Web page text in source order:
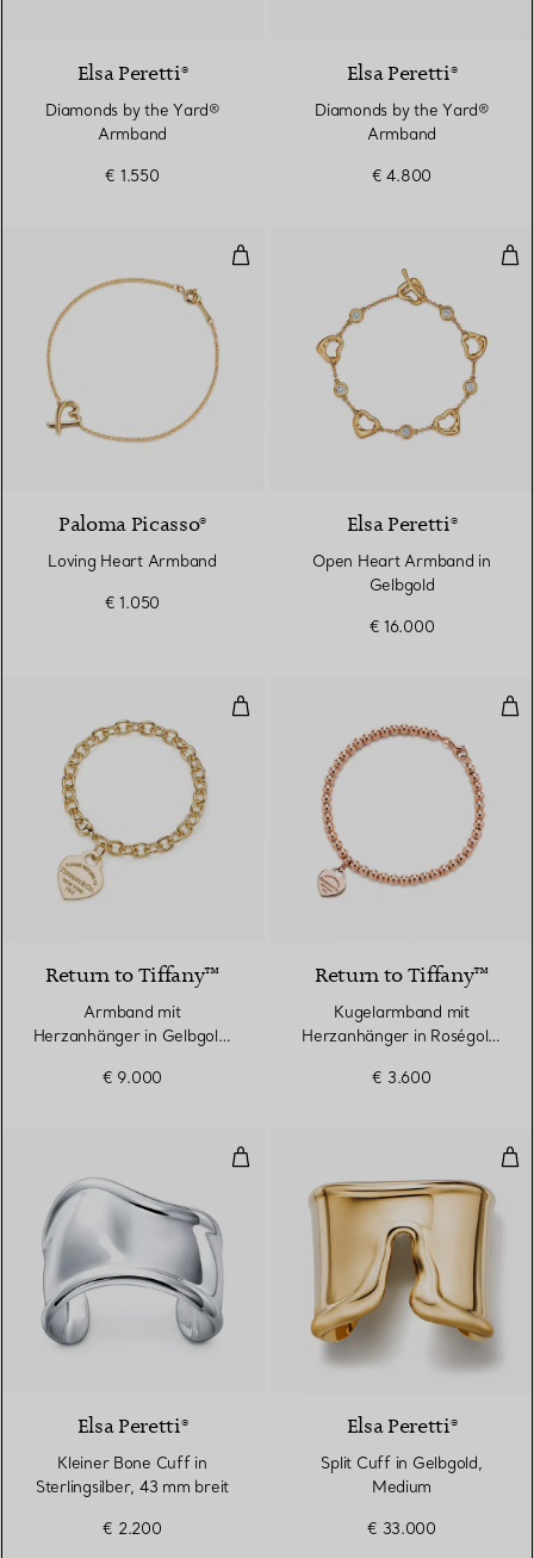
Elsa Peretti®
Diamonds by the Yard®
Armband
€ 1.550
Elsa Peretti®
Diamonds by the Yard®
Armband
€ 4.800
Loving Heart Armband
Paloma Picasso®
Loving Heart Armband
€ 1.050
Elsa Peretti®
Open Heart Armband in
Gelbgold
€ 16.000
Armband mit Herzanhänger in
Return to Tiffany™
Armband mit
Herzanhänger in Gelbgold,
€ 9.000
Return to Tiffany™
Kugelarmband mit
Herzanhänger in Roségold,
€ 3.600
Kleiner Bone Cuff in
Elsa Peretti®
Kleiner Bone Cuff in
Sterlingsilber, 43 mm breit
€ 2.200
Elsa Peretti®
Split Cuff in Gelbgold,
Medium
€ 33.000